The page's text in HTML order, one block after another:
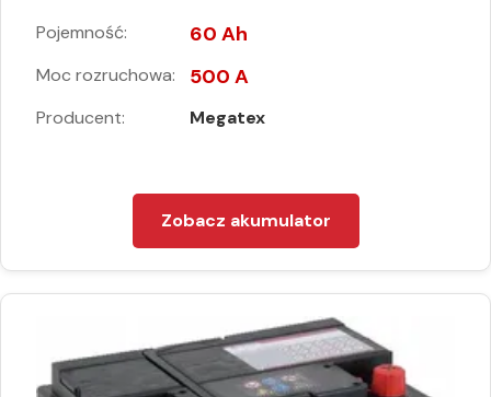
Pojemność: 60 Ah
Moc rozruchowa: 500 A
Producent: Megatex
Zobacz akumulator